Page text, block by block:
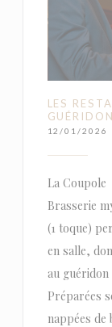
LES
12/01/2026
La Coupole
Brasserie
(1 toque)
en salle,
au guéridon
Préparées
nappées de